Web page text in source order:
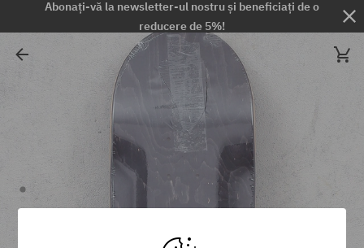
Abonați-vă la newsletter-ul nostru și beneficiați de o
reducere de 5%!